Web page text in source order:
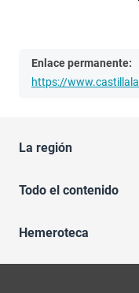
Enlace permanente:
https://
La región
Todo el contenido
Hemeroteca